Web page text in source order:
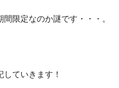
限定なのか謎です・・・。
ていきます！